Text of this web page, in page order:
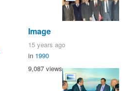
Image
15 years ago
in 1990
9,087 views